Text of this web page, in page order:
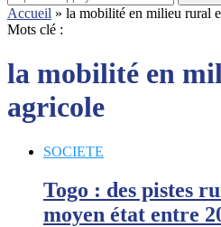
Accueil » la mobilité en milieu rural
Mots clé :
la mobilité en
agricole
SOCIETE
Togo : des pistes
moyen état entre